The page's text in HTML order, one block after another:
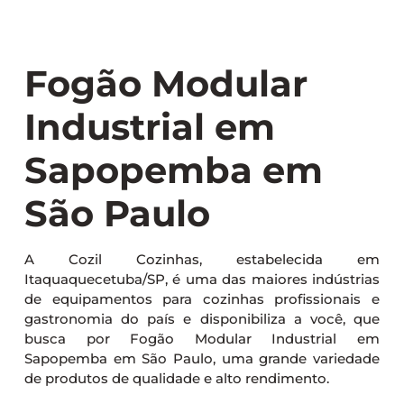
Fogão Modular
Industrial em
Sapopemba em
São Paulo
A Cozil Cozinhas, estabelecida em
Itaquaquecetuba/SP, é uma das maiores indústrias
de equipamentos para cozinhas profissionais e
gastronomia do país e disponibiliza a você, que
busca por Fogão Modular Industrial em
Sapopemba em São Paulo, uma grande variedade
de produtos de qualidade e alto rendimento.